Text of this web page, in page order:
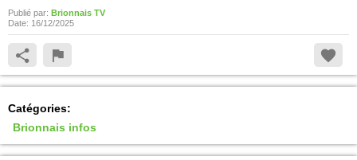
Publié par: Brionnais TV
Date: 16/12/2025
Catégories:
Brionnais infos